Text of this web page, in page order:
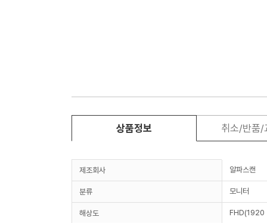
상품정보 취소/반품/
제조회사 알파스캔
분류 모니터
해상도